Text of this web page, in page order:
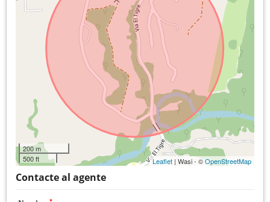
200 m
500 ft
Leaflet | Wasi - ©OpenStreetMap
Contacte al agente